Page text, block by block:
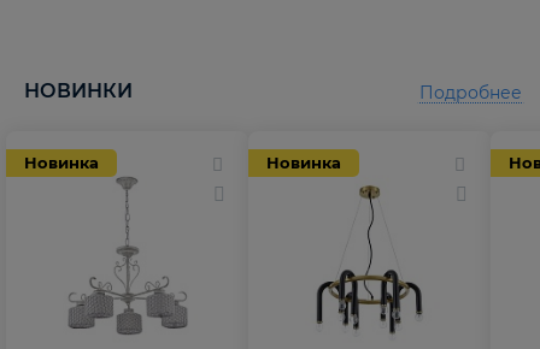
НОВИНКИ
Новинка Новинка
Подробнее